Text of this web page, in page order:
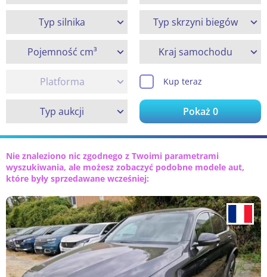
Typ silnika Typ skrzyni biegów
Pojemność cm³ Kraj samochodu
Platforma Kup teraz
Typ aukcji Pokaż0
Nie znaleziono nic zgodnego z Twoimi parametrami
wyszukiwania, ale możesz zobaczyć podobne modele aut,
które były sprzedawane wcześniej: